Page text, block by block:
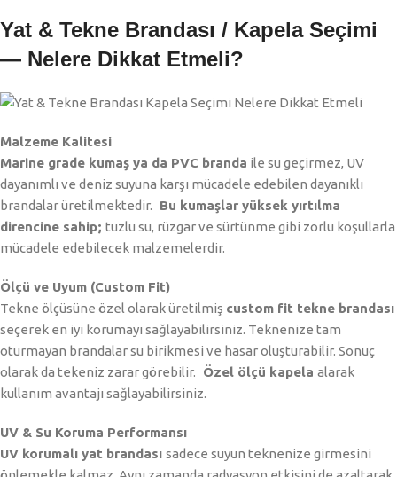
Yat & Tekne Brandası / Kapela Seçimi
— Nelere Dikkat Etmeli?
Malzeme Kalitesi
Marine grade kumaş ya da PVC branda ile su geçirmez, UV
dayanımlı ve deniz suyuna karşı mücadele edebilen dayanıklı
brandalar üretilmektedir. Bu kumaşlar yüksek yırtılma
direncine sahip; tuzlu su, rüzgar ve sürtünme gibi zorlu koşullarla
mücadele edebilecek malzemelerdir.
Ölçü ve Uyum (Custom Fit)
Tekne ölçüsüne özel olarak üretilmiş custom fit tekne brandası
seçerek en iyi korumayı sağlayabilirsiniz. Teknenize tam
oturmayan brandalar su birikmesi ve hasar oluşturabilir. Sonuç
olarak da tekeniz zarar görebilir. Özel ölçü kapela alarak
kullanım avantajı sağlayabilirsiniz.
UV & Su Koruma Performansı
UV korumalı yat brandası sadece suyun teknenize girmesini